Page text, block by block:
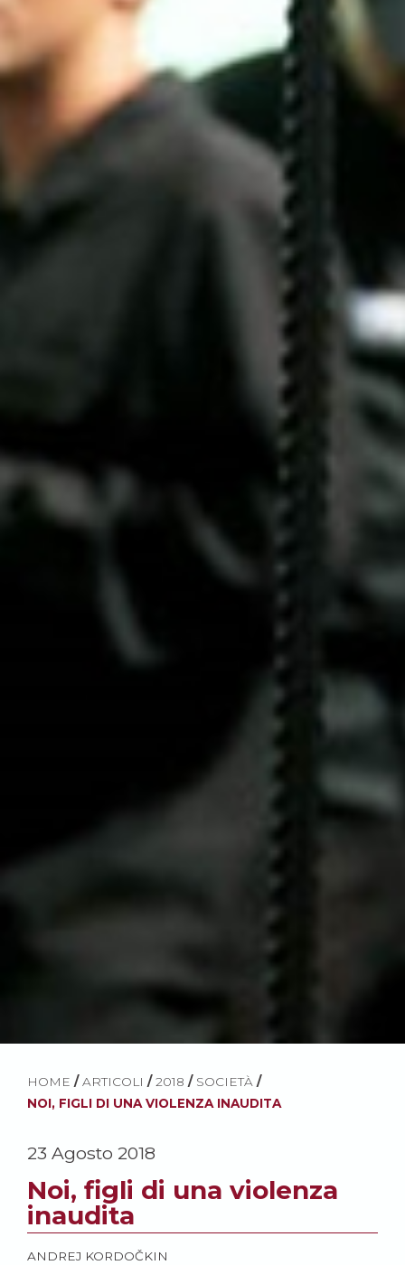
HOME / ARTICOLI / 2018 / SOCIETÀ /
NOI, FIGLI DI UNA VIOLENZA INAUDITA
23 Agosto 2018
Noi, figli di una violenza
inaudita
ANDREJ KORDOČKIN